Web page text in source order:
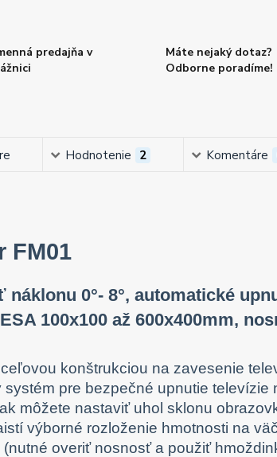
predajňa v
Máte nejaký dotaz?
Odborne poradíme!
Hodnotenie 2 Komentáre
FM01
0°- 8°, automatické
100x100 až 600x400mm,
konštrukciou na zavesenie
pre bezpečné upnutie televízie
môžete nastaviť uhol sklonu
výborné rozloženie hmotnosti na
overiť nosnosť a použiť